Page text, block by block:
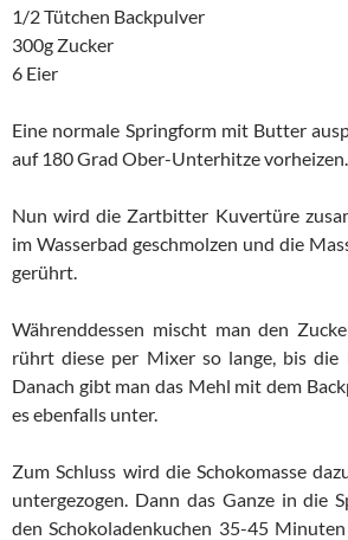
1/2 Tütchen Backpulver
300g Zucker
6 Eier
Eine normale Springform mit Butter
auf 180 Grad Ober-Unterhitze vorheizen.
Nun wird die Zartbitter Kuvertüre
im Wasserbad geschmolzen und die
gerührt.
Währenddessen mischt man den
rührt diese per Mixer so lange, bis die
Danach gibt man das Mehl mit dem
es ebenfalls unter.
Zum Schluss wird die Schokomasse
untergezogen. Dann das Ganze in die
den Schokoladenkuchen 35-45